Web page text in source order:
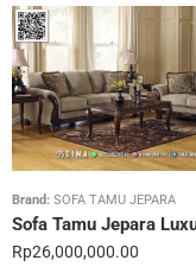
Brand: SOFA TAMU JEPARA
Rp26,000,000.00